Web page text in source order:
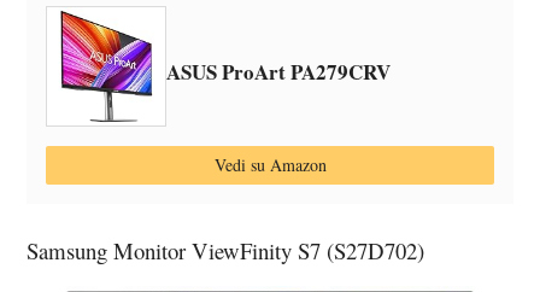
ASUS ProArt PA279CRV
Vedi su Amazon
Samsung Monitor ViewFinity S7 (S27D702)